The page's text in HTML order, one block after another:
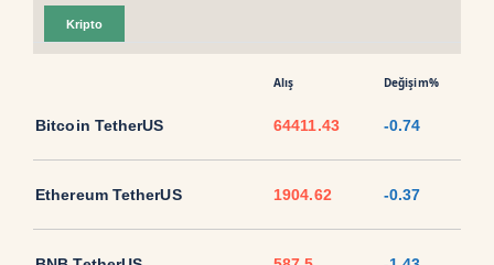
Kripto
Alış Değişim%
Bitcoin TetherUS 64411.43 -0.74
Ethereum TetherUS 1904.62 -0.37